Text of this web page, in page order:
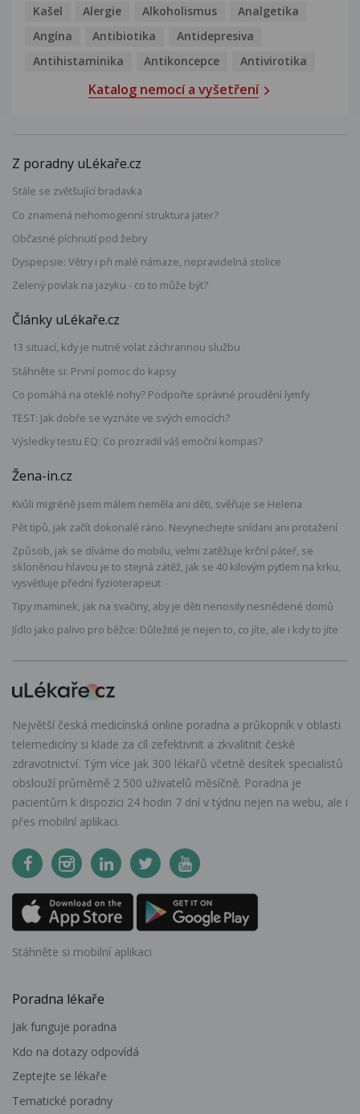
Kašel Alergie Alkoholismus
Analgetika
Angína
Antibiotika
Antidepresiva
Antihistaminika
Antikoncepce Antivirotika
Katalog nemocí a vyšetření
Z poradny uLékaře.cz
Stále se zvětšující bradavka
Co znamená nehomogenní struktura jater?
Občasné píchnutí pod žebry
Dyspepsie: Větry i při malé námaze, nepravidelná stolice
Zelený povlak na jazyku - co to může být?
Články uLékaře.cz
13 situací, kdy je nutné volat záchrannou službu
Stáhněte si: První pomoc do kapsy
Co pomáhá na oteklé nohy? Podpořte správné proudění lymfy
TEST: Jak dobře se vyznáte ve svých emocích?
Výsledky testu EQ: Co prozradil váš emoční kompas?
Žena-in.cz
Kvůli migréně jsem málem neměla ani děti, svěřuje se Helena
Pět tipů, jak začít dokonalé ráno. Nevynechejte snídani ani protažení
Způsob, jak se díváme do mobilu, velmi zatěžuje krční páteř, se
skloněnou hlavou je to stejná zátěž, jak se 40 kilovým pytlem na krku,
vysvětluje přední fyzioterapeut
Tipy maminek, jak na svačiny, aby je děti nenosily nesnědené domů
Jídlo jako palivo pro běžce: Důležité je nejen to, co jíte, ale i kdy to jíte
Největší česká medicínská online poradna a průkopník v oblasti
telemedicíny si klade za cíl zefektivnit a zkvalitnit české
zdravotnictví. Tým více jak 300 lékařů včetně desítek specialistů
obslouží průměrně 2 500 uživatelů měsíčně. Poradna je
pacientům k dispozici 24 hodin 7 dní v týdnu nejen na webu, ale i
přes mobilní aplikaci.
Stáhněte si mobilní aplikaci
Poradna lékaře
Jak funguje poradna
Kdo na dotazy odpovídá
Zeptejte se lékaře
Tematické poradny